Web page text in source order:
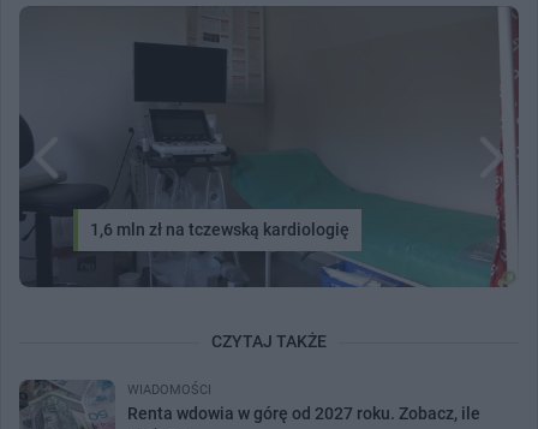
1,6 mln zł na tczewską kardiologię
CZYTAJ TAKŻE
WIADOMOŚCI
Renta wdowia w górę od 2027 roku. Zobacz, ile